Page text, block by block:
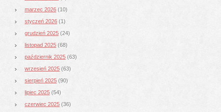
marzec 2026 (10)
styczeń 2026 (1)
grudzień 2025 (24)
listopad 2025 (68)
październik 2025 (63)
wrzesień 2025 (63)
sierpień 2025 (90)
lipiec 2025 (54)
czerwiec 2025 (36)